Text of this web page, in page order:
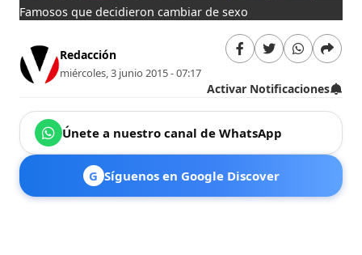
Famosos que decidieron cambiar de sexo
Redacción
miércoles, 3 junio 2015 - 07:17
Activar Notificaciones
Únete a nuestro canal de WhatsApp
G Síguenos en Google Discover